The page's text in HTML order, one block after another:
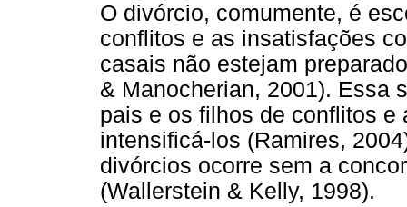
O divórcio, comumente, é
conflitos e as insatisfações
casais não estejam
& Manocherian, 2001). Essa
pais e os filhos de conflitos e
intensificá-los (Ramires,
divórcios ocorre sem a
(Wallerstein & Kelly, 1998).